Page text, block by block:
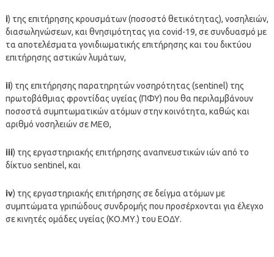
i) της επιτήρησης κρουσμάτων (ποσοστό θετικότητας), νοσηλειών,
διασωληνώσεων, και θνησιμότητας για covid-19, σε συνδυασμό με
τα αποτελέσματα γονιδιωματικής επιτήρησης και του δικτύου
επιτήρησης αστικών λυμάτων,
ii) της επιτήρησης παρατηρητών νοσηρότητας (sentinel) της
πρωτοβάθμιας φροντίδας υγείας (ΠΦΥ) που θα περιλαμβάνουν
ποσοστά συμπτωματικών ατόμων στην κοινότητα, καθώς και
αριθμό νοσηλειών σε ΜΕΘ,
iii) της εργαστηριακής επιτήρησης αναπνευστικών ιών από το
δίκτυο sentinel, και
iv) της εργαστηριακής επιτήρησης σε δείγμα ατόμων με
συμπτώματα γριπώδους συνδρομής που προσέρχονται για έλεγχο
σε κινητές ομάδες υγείας (ΚΟ.ΜΥ.) του ΕΟΔΥ.